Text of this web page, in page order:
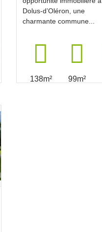
Dolus-d’Oléron, une
charmante commune...
138m² 99m²